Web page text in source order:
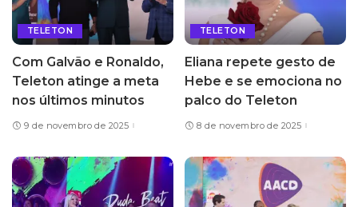
TELETON
Com Galvão e Ronaldo,
Teleton atinge a meta
nos últimos minutos
9 de novembro de 2025
TELETON
Eliana repete gesto de
Hebe e se emociona no
palco do Teleton
8 de novembro de 2025